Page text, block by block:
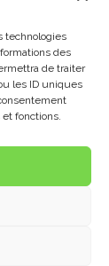
technologies
des
de traiter
les ID uniques
fonctions.